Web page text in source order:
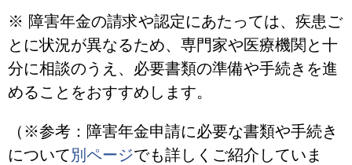
※ 障害年金の請求や認定にあたっては、疾患ご
とに状況が異なるため、専門家や医療機関と十
分に相談のうえ、必要書類の準備や手続きを進
めることをおすすめします。
（※参考：障害年金申請に必要な書類や手続き
について別ページでも詳しくご紹介していま